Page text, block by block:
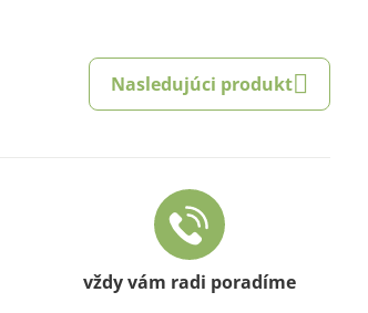
Nasledujúci produkt
vždy vám radi poradíme